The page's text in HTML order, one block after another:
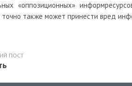
«оппозиционных»
также может принести вред
ПОСТ